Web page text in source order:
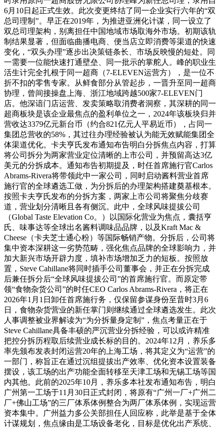
6月10日起正式生效。此次变更终结了同一企业实行六年的“双
总司理制”。早正在2019年，为推进亚洲化计谋，同一设立了
双总司理架构，别离担任中国地域市场取海外市场。初期该轨
制结果显著，但面临曲播电商、便当店立即消费等渠道的快速
变化，“双头办理”逐步出决策链条长、市场反映慢的短处。同
一需要一位能快速打通壁垒、同一批示的掌舵人。峰的职业生
活生计完全扎根于同一超商（7-ELEVEN运营方），是一位不
折不扣的零售专家。从鲜食部分从管起步，一晋升至同一超商
协理，曾间接操盘上海、浙江地域跨越500家7-ELEVEN门
店。他深谙门店运营、发卖策略取消费者洞察，其深耕的同一
超商板块是该企业最焦点的盈利单位之一，2024年该板块归并
营收达3379亿元新台币（约合821亿元人平易近币），占同一
集团总营收的58%，其过往办理经验被认为能无效赋能集团全
体渠道优化。卡夫亨氏发布通知布告明白分拆焦点内容，打算
将公司拆分为两家营业定位清晰的上市公司，并预留高达3亿
美元的分拆成本。通知布告初期提及，时任首席施行官Carlos
Abrams-Rivera将带领此中一家公司，同时启动酱料营业首席
施行官的全球遴选工做，为分拆后的办理架构搭建奠基根本。
按照卡夫亨氏发布的分拆方案，两家上市公司将聚焦分歧赛
道，营业划分清晰且各有侧沉。此中，全球风味提拔公司
（Global Taste Elevation Co。）以国际化营业为焦点，囊括亨
氏、味事达等全球出名酱料调味品品牌，以及Kraft Mac &
Cheese（卡夫芝士通心粉）等国际畅销产物。分拆后，公司将
集中资本深耕这一劣势范畴，强化焦点品牌的全球影响力，并
加大新兴市场开辟力度，填补市场增加乏力的短板。按照放
置，Steve Cahillane将同时插手公司董事会，并正在分拆完成
后兼任拆分后“全球风味提拔公司”的首席施行官。而原定带
领“食物杂货公司”的时任CEO Carlos Abrams-Rivera，将正在
2026年1月1日卸任首席施行务，仅保留参谋身份至昔时3月6
日，食物杂货营业的新任掌门则继续通过全球遴选发生。此次
人事调整被业界解读为“为分拆量身定制”，焦点考量正在于
Steve Cahillane具备丰硕的严沉营业分拆经验，可以或许精准
把控分拆历程取后续营业成长标的目的。2024年12月，养乐多
率先颁布发表封闭运营20年的上海工场，将其定义为“运营”的
一部门，称旨正在通过沉组提拔出产效率、优化资本设置装备
摆设，该工场的出产功能全面转移至天津工场和无锡工场等国
内其他。此前的2025年10月，养乐多本社发布通知布告，明白
广州第一工场于11月30日正式封闭，将原有“广州一厂+广州二
厂+佛山工场”的三厂体系体例整合为两厂体系体例，实现运营
资本集中。广州益力多公关部担任人回应称，此举是基于全体
计谋规划，焦点缘由是工场设备老化，目标是优化出产系统、